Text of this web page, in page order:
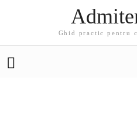
Ghid practic pentru